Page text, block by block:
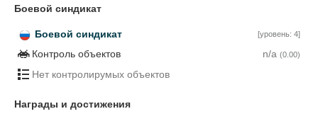
Боевой синдикат
Боевой синдикат [уровень: 4]
Контроль объектов n/a (0.00)
Нет контролирумых объектов
Награды и достижения